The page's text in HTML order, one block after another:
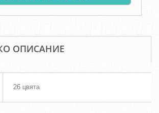
ОПИСАНИЕ
26 цвята